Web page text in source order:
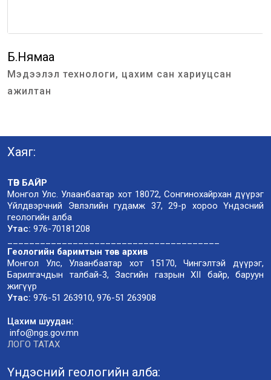
Б.Нямаа
Мэдээлэл технологи, цахим сан хариуцсан
ажилтан
Хаяг:
ТӨВ БАЙР
Монгол Улс. Улаанбаатар хот 18072, Сонгинохайрхан дүүрэг
Үйлдвэрчний Эвлэлийн гудамж 37, 29-р хороо Үндэсний
геологийн алба
Утас: 976-70181208
Геологийн баримтын төв архив
Монгол Улс, Улаанбаатар хот 15170, Чингэлтэй дүүрэг,
Барилгачдын талбай-3, Засгийн газрын XII байр, баруун
жигүүр
Утас: 976-51 263910, 976-51 263908
Цахим шуудан:
info@ngs.gov.mn
ЛОГО ТАТАХ
Үндэсний геологийн алба: